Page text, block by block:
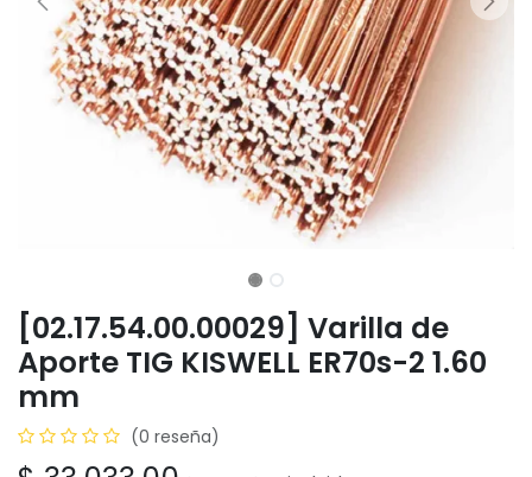
[02.17.54.00.00029] Varilla de
Aporte TIG KISWELL ER70s-2 1.60
mm
(0 reseña)